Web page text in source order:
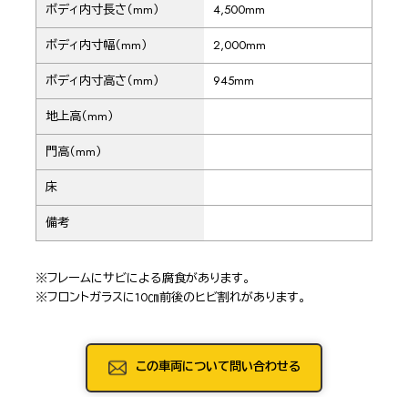
ボディ内寸長さ（mm） 4,500mm
ボディ内寸幅（mm） 2,000mm
ボディ内寸高さ（mm） 945mm
地上高（mm）
門高（mm）
床
備考
※フレームにサビによる腐食があります。
※フロントガラスに10㎝前後のヒビ割れがあります。
この車両について問い合わせる